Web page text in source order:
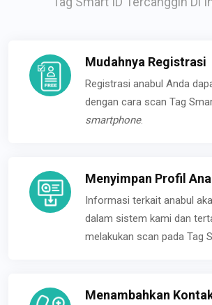
Mudahnya Registrasi
Registrasi anabul Anda
dengan cara scan Tag
smartphone.
Menyimpan Profil
Informasi terkait anabul
dalam sistem kami dan
melakukan scan pada Tag
Menambahkan